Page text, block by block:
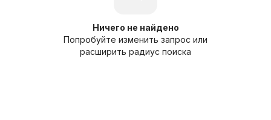
Ничего не найдено
Попробуйте изменить запрос или
расширить радиус поиска